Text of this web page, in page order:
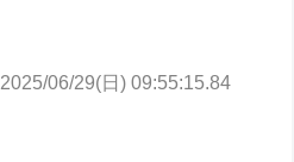
2025/06/29(日) 09:55:15.84